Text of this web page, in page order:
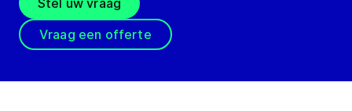
Stel uw vraag
Vraag een offerte